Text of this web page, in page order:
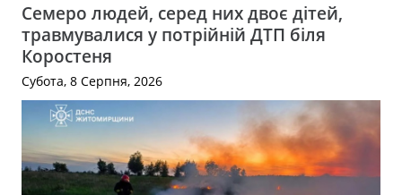
Семеро людей, серед них двоє дітей,
травмувалися у потрійній ДТП біля
Коростеня
Субота, 8 Серпня, 2026